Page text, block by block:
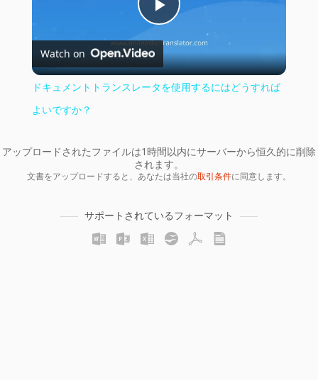
Play
Video
Watch on
ドキュメントトランスレータを使用するにはどうすれば
よいですか？
アップロードされたファイルは1時間以内にサーバーから恒久的に削除
されます。
文書をアップロードすると、あなたは当社の取引条件に同意します。
サポートされているフォーマット